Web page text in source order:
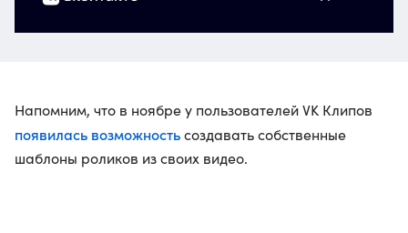
Напомним, что в ноябре у пользователей VK Клипов
появилась возможностьсоздавать собственные
шаблоны роликов из своих видео.